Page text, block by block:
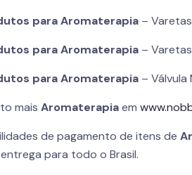
para Aromaterapia –
para Aromaterapia –
para Aromaterapia –
maisAromaterapiaem
de pagamento de itens de
para todo o Brasil.